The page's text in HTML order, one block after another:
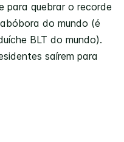
para quebrar o recorde
do mundo (é
BLT do mundo).
saírem para